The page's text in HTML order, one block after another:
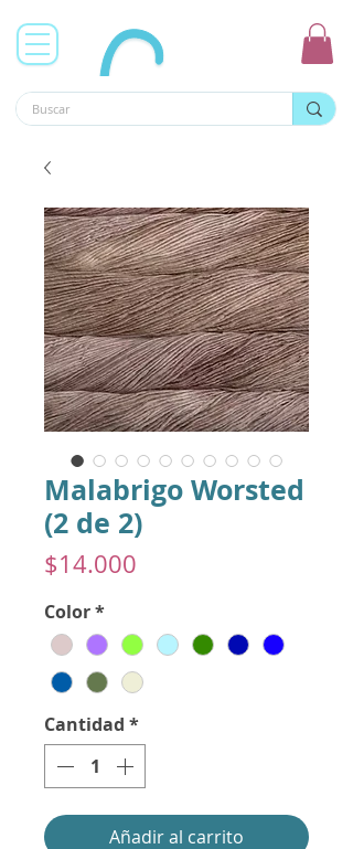
Malabrigo Worsted
(2 de 2)
$14.000
Color*
Cantidad *
Añadir al carrito